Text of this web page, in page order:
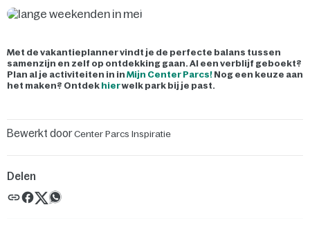
Met de vakantieplanner vindt je de perfecte balans tussen
samenzijn en zelf op ontdekking gaan. Al een verblijf geboekt?
Plan al je activiteiten in in Mijn Center Parcs! Nog een keuze aan
het maken? Ontdek hierwelk park bij je past.
Bewerkt doorCenter Parcs Inspiratie
Delen